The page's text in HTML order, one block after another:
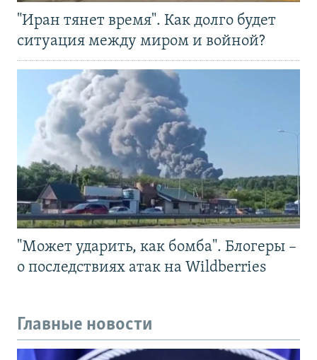
"Иран тянет время". Как долго будет
ситуация между миром и войной?
"Может ударить, как бомба". Блогеры –
о последствиях атак на Wildberries
Главные новости